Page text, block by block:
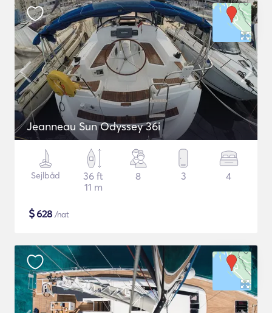
Jeanneau Sun Odyssey 36i
Sejlbåd
36 ft
11 m
8 3 4
$628 /nat